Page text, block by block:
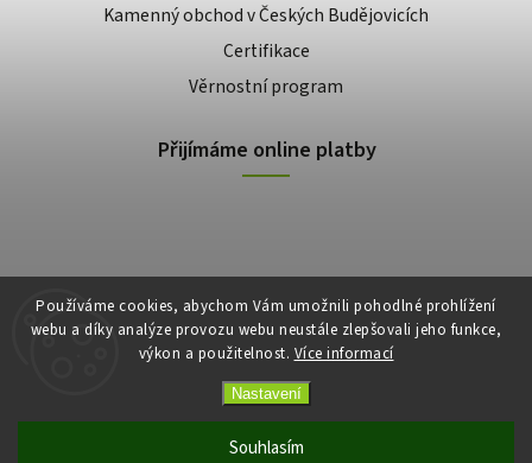
Používáme cookies, abychom Vám umožnili pohodlné prohlížení
webu a díky analýze provozu webu neustále zlepšovali jeho funkce,
výkon a použitelnost. Více informací
Nastavení
Souhlasím
Kamenný obchod v Českých Budějovicích
Certifikace
Věrnostní program
Přijímáme online platby
Copyright 2026E-shop Slunečnice. Všechna práva vyhrazena.
VytvořilShoptet| Design